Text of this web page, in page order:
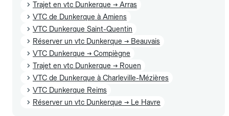
Trajet en vtc Dunkerque → Arras
VTC de Dunkerque à Amiens
VTC Dunkerque Saint-Quentin
Réserver un vtc Dunkerque → Beauvais
VTC Dunkerque → Compiègne
Trajet en vtc Dunkerque → Rouen
VTC de Dunkerque à Charleville-Mézières
VTC Dunkerque Reims
Réserver un vtc Dunkerque → Le Havre